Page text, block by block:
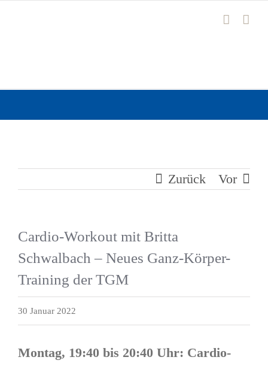
Zurück Vor
Cardio-Workout mit Britta
Schwalbach – Neues Ganz-Körper-
Training der TGM
30 Januar 2022
Montag, 19:40 bis 20:40 Uhr: Cardio-